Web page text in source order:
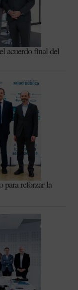
acuerdo final del
para reforzar la